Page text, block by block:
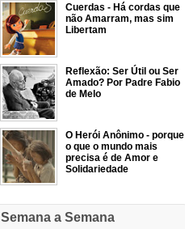
Cuerdas - Há cordas que
não Amarram, mas sim
Libertam
Reflexão: Ser Útil ou Ser
Amado? Por Padre Fabio
de Melo
O Herói Anônimo - porque
o que o mundo mais
precisa é de Amor e
Solidariedade
Semana a Semana